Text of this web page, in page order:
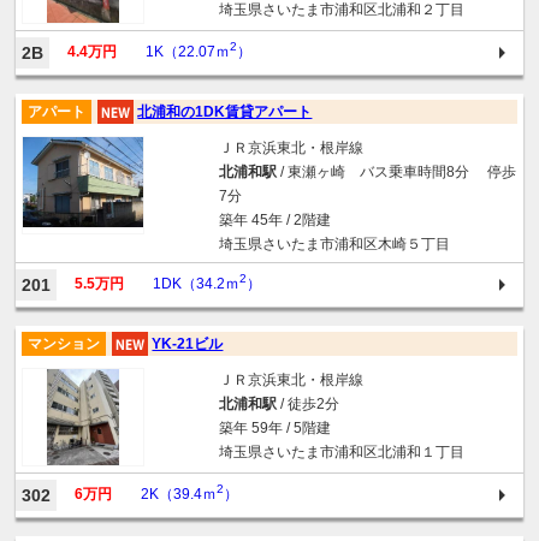
埼玉県さいたま市浦和区北浦和２丁目
2B 4.4万円 1K（22.07ｍ2 ）
アパート 北浦和の1DK賃貸アパート
ＪＲ京浜東北・根岸線
北浦和駅/ 東瀬ヶ崎 バス乗車時間8分 停歩
7分
築年 45年 / 2階建
埼玉県さいたま市浦和区木崎５丁目
201 5.5万円 1DK（34.2ｍ2 ）
マンション YK-21ビル
ＪＲ京浜東北・根岸線
北浦和駅/ 徒歩2分
築年 59年 / 5階建
埼玉県さいたま市浦和区北浦和１丁目
302 6万円 2K（39.4ｍ2 ）